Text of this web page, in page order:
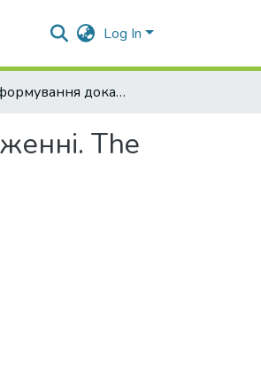
Log In
Логіка формування доказової бази в кримінальному провадженні. The Logic of Forming the Evidence Base in Criminal Proceedings
The